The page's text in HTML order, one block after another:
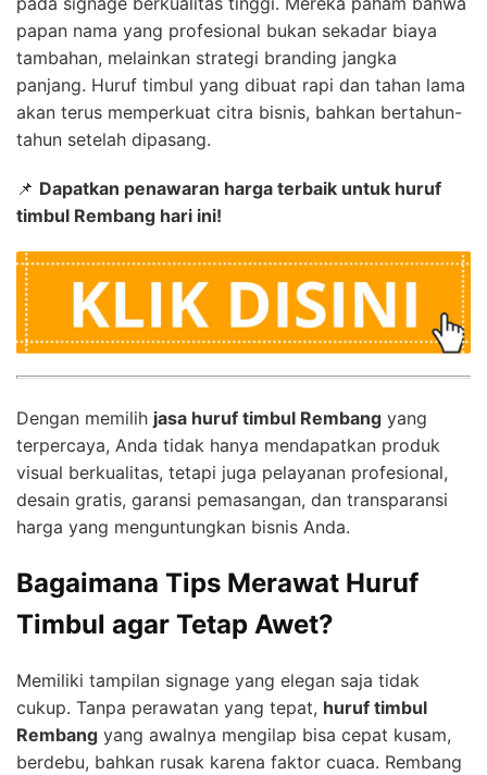
papan nama yang profesional bukan sekadar biaya
tambahan, melainkan strategi branding jangka
panjang. Huruf timbul yang dibuat rapi dan tahan lama
akan terus memperkuat citra bisnis, bahkan bertahun-
tahun setelah dipasang.
📌 Dapatkan penawaran harga terbaik untuk huruf
timbul Rembang hari ini!
Dengan memilih jasa huruf timbul Rembang yang
terpercaya, Anda tidak hanya mendapatkan produk
visual berkualitas, tetapi juga pelayanan profesional,
desain gratis, garansi pemasangan, dan transparansi
harga yang menguntungkan bisnis Anda.
Bagaimana Tips Merawat Huruf
Timbul agar Tetap Awet?
Memiliki tampilan signage yang elegan saja tidak
cukup. Tanpa perawatan yang tepat, huruf timbul
Rembang yang awalnya mengilap bisa cepat kusam,
berdebu, bahkan rusak karena faktor cuaca. Rembang